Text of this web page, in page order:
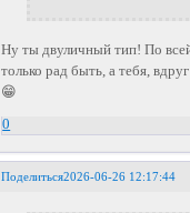
Ну ты двуличный тип! По
только рад быть, а тебя,
😁
0
Поделиться2026-06-26 12:17:44